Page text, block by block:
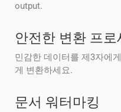
output.
안전한 변환 프로
민감한 데이터를 제3자에
게 변환하세요.
문서 워터마킹